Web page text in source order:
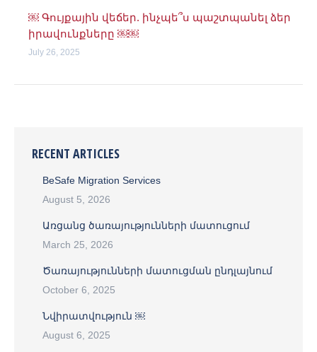
￼ Գույքային վեճեր. ինչպե՞ս պաշտպանել ձեր
իրավունքները ￼￼
July 26, 2025
RECENT ARTICLES
BeSafe Migration Services
August 5, 2026
Առցանց ծառայությունների մատուցում
March 25, 2026
Ծառայությունների մատուցման ընդլայնում
October 6, 2025
Նվիրատվություն ￼
August 6, 2025